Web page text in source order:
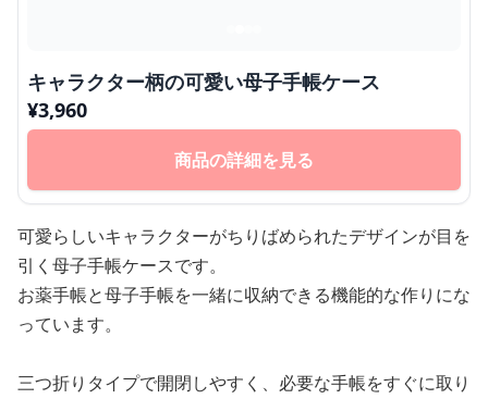
キャラクター柄の可愛い母子手帳ケース
¥3,960
商品の詳細を見る
可愛らしいキャラクターがちりばめられたデザインが目を
引く母子手帳ケースです。
お薬手帳と母子手帳を一緒に収納できる機能的な作りにな
っています。
三つ折りタイプで開閉しやすく、必要な手帳をすぐに取り